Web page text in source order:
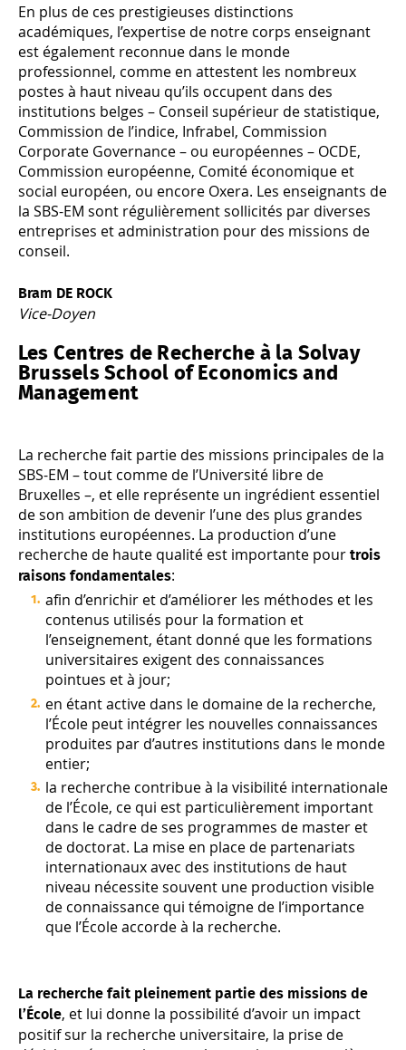
En plus de ces prestigieuses distinctions
académiques, l’expertise de notre corps enseignant
est également reconnue dans le monde
professionnel, comme en attestent les nombreux
postes à haut niveau qu’ils occupent dans des
institutions belges – Conseil supérieur de statistique,
Commission de l’indice, Infrabel, Commission
Corporate Governance – ou européennes – OCDE,
Commission européenne, Comité économique et
social européen, ou encore Oxera. Les enseignants de
la SBS-EM sont régulièrement sollicités par diverses
entreprises et administration pour des missions de
conseil.
Bram DE ROCK
Vice-Doyen
Les Centres de Recherche à la Solvay
Brussels School of Economics and
Management
La recherche fait partie des missions principales de la
SBS-EM – tout comme de l’Université libre de
Bruxelles –, et elle représente un ingrédient essentiel
de son ambition de devenir l’une des plus grandes
institutions européennes. La production d’une
recherche de haute qualité est importante pour trois
raisons fondamentales:
afin d’enrichir et d’améliorer les méthodes et les
contenus utilisés pour la formation et
l’enseignement, étant donné que les formations
universitaires exigent des connaissances
pointues et à jour;
en étant active dans le domaine de la recherche,
l’École peut intégrer les nouvelles connaissances
produites par d’autres institutions dans le monde
entier;
la recherche contribue à la visibilité internationale
de l’École, ce qui est particulièrement important
dans le cadre de ses programmes de master et
de doctorat. La mise en place de partenariats
internationaux avec des institutions de haut
niveau nécessite souvent une production visible
de connaissance qui témoigne de l’importance
que l’École accorde à la recherche.
La recherche fait pleinement partie des missions de
l’École, et lui donne la possibilité d’avoir un impact
positif sur la recherche universitaire, la prise de